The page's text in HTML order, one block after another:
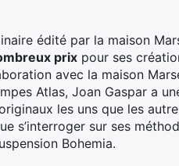
édité par la maison
prix pour ses
avec la maison
Atlas, Joan Gaspar a
les uns que les
s’interroger sur ses
Bohemia.